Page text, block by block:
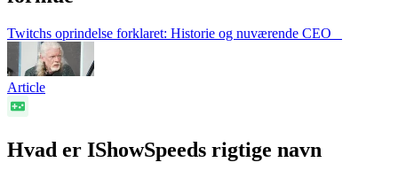
Twitchs oprindelse forklaret: Historie og nuværende CEO
Article
Hvad er IShowSpeeds rigtige navn